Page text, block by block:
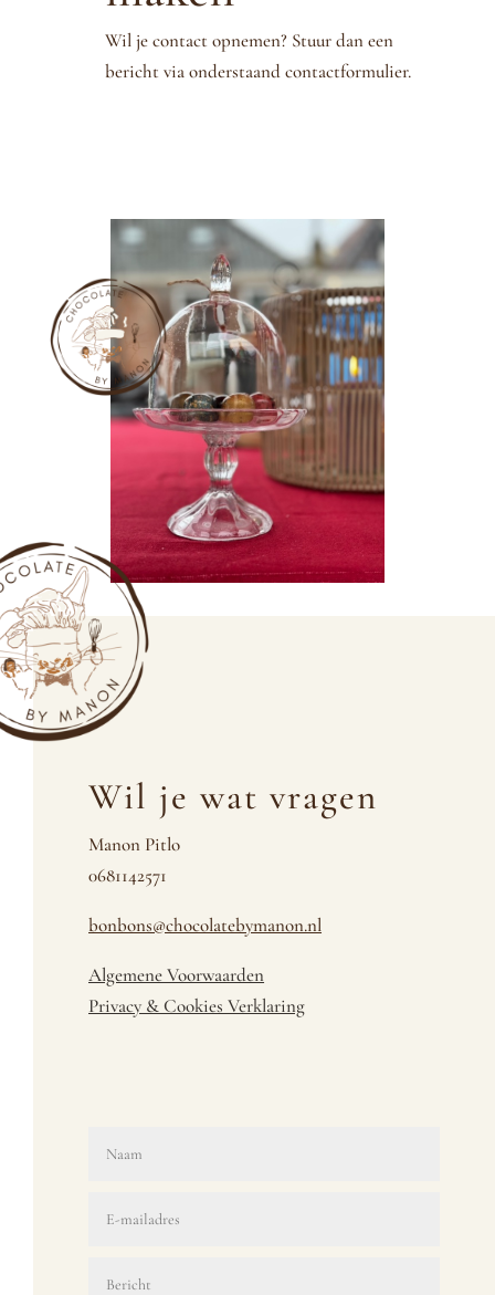
Wil je contact opnemen? Stuur dan een
bericht via onderstaand contactformulier.
Wil je wat vragen
Manon Pitlo
0681142571
bonbons@chocolatebymanon.nl
Algemene Voorwaarden
Privacy & Cookies Verklaring